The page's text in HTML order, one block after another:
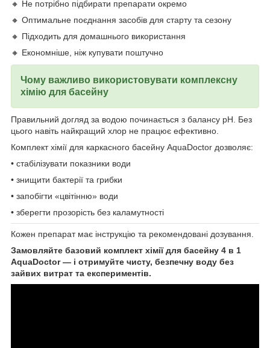
🔸 Не потрібно підбирати препарати окремо
🔸 Оптимальне поєднання засобів для старту та сезону
🔸 Підходить для домашнього використання
🔸 Економніше, ніж купувати поштучно
Чому важливо використовувати комплексну
хімію для басейну
Правильний догляд за водою починається з балансу pH. Без
цього навіть найкращий хлор не працює ефективно.
Комплект хімії для каркасного басейну AquaDoctor дозволяє:
• стабілізувати показники води
• знищити бактерії та грибки
• запобігти «цвітінню» води
• зберегти прозорість без каламутності
Кожен препарат має інструкцію та рекомендовані дозування.
Замовляйте базовий комплект хімії для басейну 4 в 1
AquaDoctor — і отримуйте чисту, безпечну воду без
зайвих витрат та експериментів.